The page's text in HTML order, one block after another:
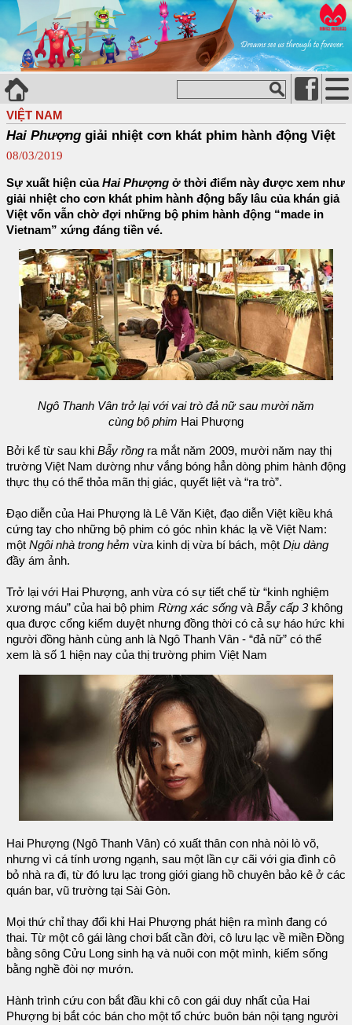
VIỆT NAM
Hai Phượng giải nhiệt cơn khát phim hành động Việt
08/03/2019
Sự xuất hiện củaHai Phượng ở thời điểm này được xem như
giải nhiệt cho cơn khát phim hành động bấy lâu của khán giả
Việt vốn vẫn chờ đợi những bộ phim hành động “made in
Vietnam” xứng đáng tiền vé.
Ngô Thanh Vân trở lại với vai trò đả nữ sau mười năm
cùng bộ phim Hai Phượng
Bởi kể từ sau khi Bẫy rồng ra mắt năm 2009, mười năm nay thị
trường Việt Nam dường như vắng bóng hẳn dòng phim hành động
thực thụ có thể thỏa mãn thị giác, quyết liệt và “ra trò”.
Đạo diễn của Hai Phượng là Lê Văn Kiệt, đạo diễn Việt kiều khá
cứng tay cho những bộ phim có góc nhìn khác lạ về Việt Nam:
một Ngôi nhà trong hẻm vừa kinh dị vừa bí bách, một Dịu dàng
đầy ám ảnh.
Trở lại với Hai Phượng, anh vừa có sự tiết chế từ “kinh nghiệm
xương máu” của hai bộ phim Rừng xác sống vàBẫy cấp 3không
qua được cổng kiểm duyệt nhưng đồng thời có cả sự háo hức khi
người đồng hành cùng anh là Ngô Thanh Vân - “đả nữ” có thể
xem là số 1 hiện nay của thị trường phim Việt Nam
Hai Phượng (Ngô Thanh Vân) có xuất thân con nhà nòi lò võ,
nhưng vì cá tính ương ngạnh, sau một lần cự cãi với gia đình cô
bỏ nhà ra đi, từ đó lưu lạc trong giới giang hồ chuyên bảo kê ở các
quán bar, vũ trường tại Sài Gòn.
Mọi thứ chỉ thay đổi khi Hai Phượng phát hiện ra mình đang có
thai. Từ một cô gái làng chơi bất cần đời, cô lưu lạc về miền Đồng
bằng sông Cửu Long sinh hạ và nuôi con một mình, kiếm sống
bằng nghề đòi nợ mướn.
Hành trình cứu con bắt đầu khi cô con gái duy nhất của Hai
Phượng bị bắt cóc bán cho một tổ chức buôn bán nội tạng người